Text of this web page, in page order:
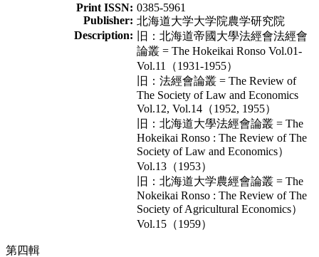
Print ISSN: 0385-5961
Publisher: 北海道大学大学院農学研究院
Description:
旧：北海道帝國大學法經會法經會
論叢 = The Hokeikai Ronso Vol.01-
Vol.11（1931-1955）
旧：法經會論叢 = The Review of
The Society of Law and Economics
Vol.12, Vol.14（1952, 1955）
旧：北海道大學法經會論叢 = The
Hokeikai Ronso : The Review of The
Society of Law and Economics）
Vol.13（1953）
旧：北海道大学農經會論叢 = The
Nokeikai Ronso : The Review of The
Society of Agricultural Economics）
Vol.15（1959）
第四輯